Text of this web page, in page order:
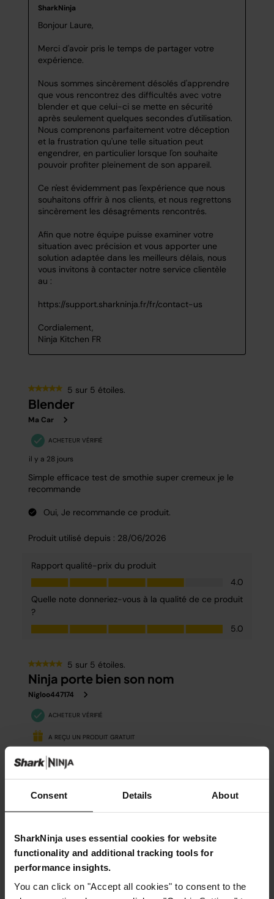
Consent Details About
SharkNinja uses essential cookies for website
functionality and additional tracking tools for
performance insights.
You can click on "Accept all cookies" to consent to the